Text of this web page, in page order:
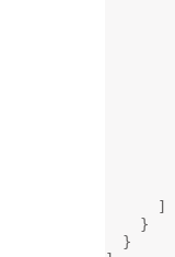
]
}
}